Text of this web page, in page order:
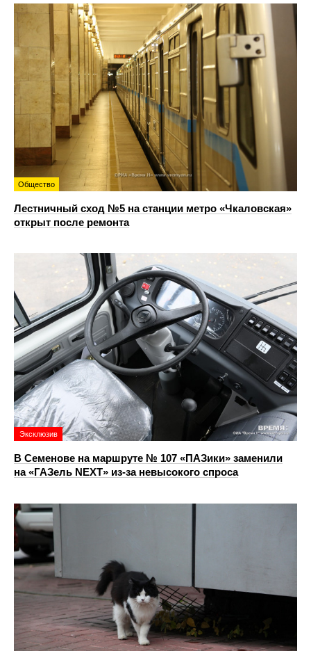
Общество
Лестничный сход №5 на станции метро «Чкаловская»
открыт после ремонта
Эксклюзив
В Семенове на маршруте № 107 «ПАЗики» заменили
на «ГАЗель NEXT» из‑за невысокого спроса